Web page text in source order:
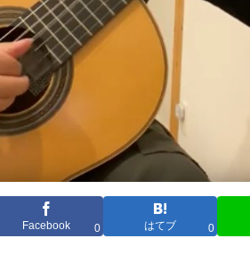
Facebook 0 はてブ 0